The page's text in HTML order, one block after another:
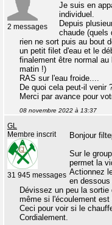
2 messages
Je suis en
individuel.
Depuis
chaude (quels
rien ne sort puis au bout
un petit filet d'eau et le
finalement être normal
matin !)
RAS sur l'eau froide....
De quoi cela peut-il venir
Merci par avance pour
08 novembre 2022 à 13:37
GL
Membre inscrit
31 945 messages
Bonjour
Sur le
permet la
Actionnez
en
Dévissez un peu la
même si l'écoulement est
Ceci pour voir si le
Cordialement.